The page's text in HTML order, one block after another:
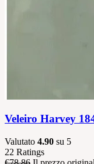
Veleiro Harvey
Valutato 4.90 su 5
22 Ratings